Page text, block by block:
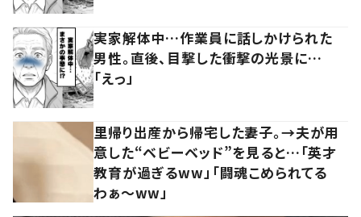
実家解体中…作業員に話しかけられた
男性。直後、目撃した衝撃の光景に…
「えっ」
里帰り出産から帰宅した妻子。→夫が用
意した“ベビーベッド”を見ると…「英才
教育が過ぎるww」「闘魂こめられてる
わぁ～ww」